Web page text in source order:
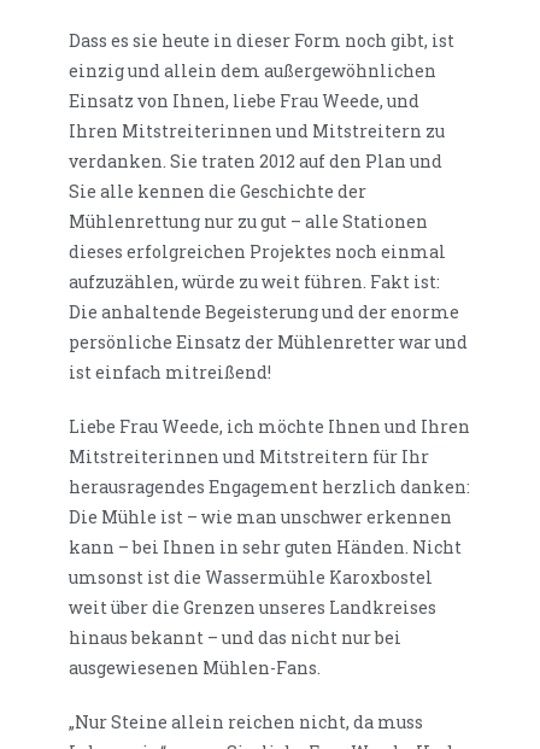
Dass es sie heute in dieser Form noch gibt, ist
einzig und allein dem außergewöhnlichen
Einsatz von Ihnen, liebe Frau Weede, und
Ihren Mitstreiterinnen und Mitstreitern zu
verdanken. Sie traten 2012 auf den Plan und
Sie alle kennen die Geschichte der
Mühlenrettung nur zu gut – alle Stationen
dieses erfolgreichen Projektes noch einmal
aufzuzählen, würde zu weit führen. Fakt ist:
Die anhaltende Begeisterung und der enorme
persönliche Einsatz der Mühlenretter war und
ist einfach mitreißend!
Liebe Frau Weede, ich möchte Ihnen und Ihren
Mitstreiterinnen und Mitstreitern für Ihr
herausragendes Engagement herzlich danken:
Die Mühle ist – wie man unschwer erkennen
kann – bei Ihnen in sehr guten Händen. Nicht
umsonst ist die Wassermühle Karoxbostel
weit über die Grenzen unseres Landkreises
hinaus bekannt – und das nicht nur bei
ausgewiesenen Mühlen-Fans.
„Nur Steine allein reichen nicht, da muss